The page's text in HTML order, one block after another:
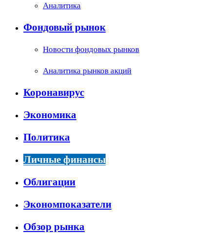
Аналитика
Фондовый рынок
Новости фондовых рынков
Аналитика рынков акций
Коронавирус
Экономика
Политика
Личные финансы
Облигации
Экономпоказатели
Обзор рынка